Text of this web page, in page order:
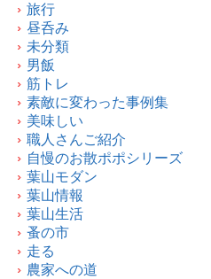
旅行
昼呑み
未分類
男飯
筋トレ
素敵に変わった事例集
美味しい
職人さんご紹介
自慢のお散ポポシリーズ
葉山モダン
葉山情報
葉山生活
蚤の市
走る
農家への道